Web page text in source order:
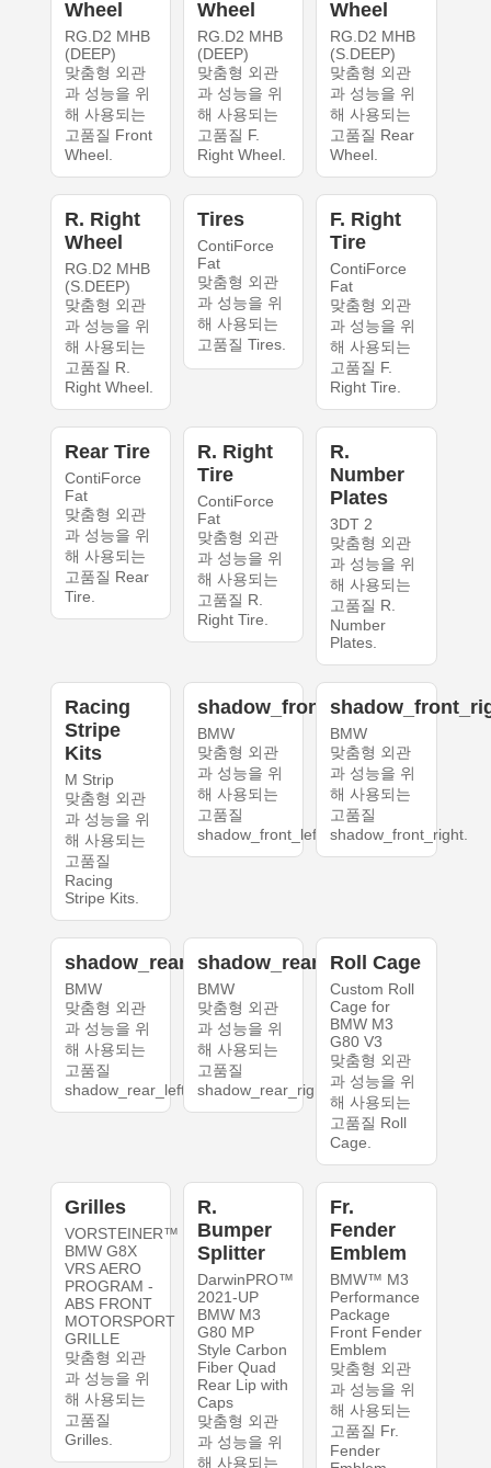
Wheel
RG.D2 MHB
(DEEP)
맞춤형 외관
과 성능을 위
해 사용되는
고품질 Front
Wheel.
Wheel
RG.D2 MHB
(DEEP)
맞춤형 외관
과 성능을 위
해 사용되는
고품질 F.
Right Wheel.
Wheel
RG.D2 MHB
(S.DEEP)
맞춤형 외관
과 성능을 위
해 사용되는
고품질 Rear
Wheel.
R. Right
Wheel
RG.D2 MHB
(S.DEEP)
맞춤형 외관
과 성능을 위
해 사용되는
고품질 R.
Right Wheel.
Tires
ContiForce
Fat
맞춤형 외관
과 성능을 위
해 사용되는
고품질 Tires.
F. Right
Tire
ContiForce
Fat
맞춤형 외관
과 성능을 위
해 사용되는
고품질 F.
Right Tire.
Rear Tire
ContiForce
Fat
맞춤형 외관
과 성능을 위
해 사용되는
고품질 Rear
Tire.
R. Right
Tire
ContiForce
Fat
맞춤형 외관
과 성능을 위
해 사용되는
고품질 R.
Right Tire.
R.
Number
Plates
3DT 2
맞춤형 외관
과 성능을 위
해 사용되는
고품질 R.
Number
Plates.
Racing
Stripe
Kits
M Strip
맞춤형 외관
과 성능을 위
해 사용되는
고품질
Racing
Stripe Kits.
shadow_front_left
BMW
맞춤형 외관
과 성능을 위
해 사용되는
고품질
shadow_front_left.
BMW
맞춤형 외관
과 성능을 위
해 사용되는
고품질
shadow_front_right.
shadow_rear_left
BMW
맞춤형 외관
과 성능을 위
해 사용되는
고품질
shadow_rear_left.
shadow_rear_right
BMW
맞춤형 외관
과 성능을 위
해 사용되는
고품질
shadow_rear_right.
Roll Cage
Custom Roll
Cage for
BMW M3
G80 V3
맞춤형 외관
과 성능을 위
해 사용되는
고품질 Roll
Cage.
Grilles
VORSTEINER™
BMW G8X
VRS AERO
PROGRAM -
ABS FRONT
MOTORSPORT
GRILLE
맞춤형 외관
과 성능을 위
해 사용되는
고품질
Grilles.
R.
Bumper
Splitter
DarwinPRO™
2021-UP
BMW M3
G80 MP
Style Carbon
Fiber Quad
Rear Lip with
Caps
맞춤형 외관
과 성능을 위
해 사용되는
Fr.
Fender
Emblem
BMW™ M3
Performance
Package
Front Fender
Emblem
맞춤형 외관
과 성능을 위
해 사용되는
고품질 Fr.
Fender